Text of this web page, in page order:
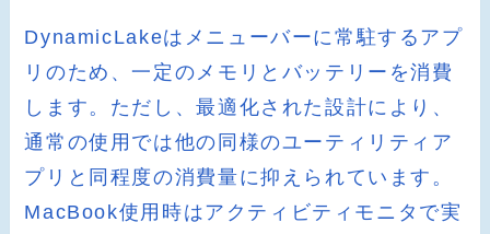
DynamicLakeはメニューバーに常駐するアプ
リのため、一定のメモリとバッテリーを消費
します。ただし、最適化された設計により、
通常の使用では他の同様のユーティリティア
プリと同程度の消費量に抑えられています。
MacBook使用時はアクティビティモニタで実